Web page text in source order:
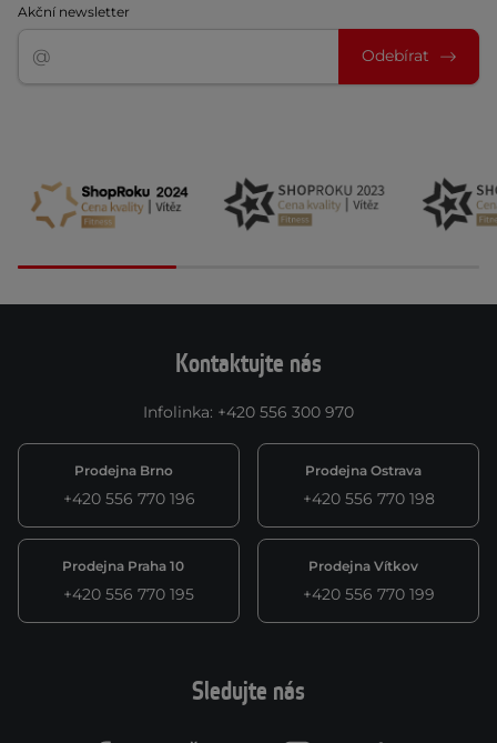
Akční newsletter
Odebírat
Kontaktujte nás
Infolinka: +420 556 300 970
Prodejna Brno
+420 556 770 196
Prodejna Ostrava
+420 556 770 198
Prodejna Praha 10
+420 556 770 195
Prodejna Vítkov
+420 556 770 199
Sledujte nás